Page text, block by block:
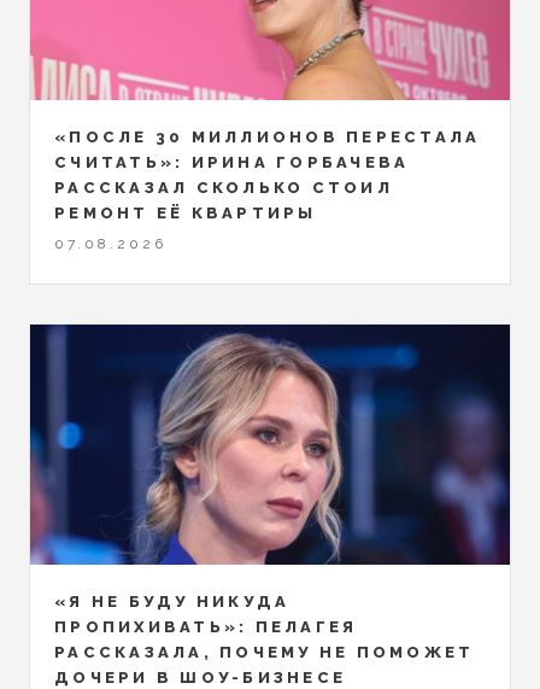
«ПОСЛЕ 30 МИЛЛИОНОВ ПЕРЕСТАЛА
СЧИТАТЬ»: ИРИНА ГОРБАЧЕВА
РАССКАЗАЛ СКОЛЬКО СТОИЛ
РЕМОНТ ЕЁ КВАРТИРЫ
07.08.2026
«Я НЕ БУДУ НИКУДА
ПРОПИХИВАТЬ»: ПЕЛАГЕЯ
РАССКАЗАЛА, ПОЧЕМУ НЕ ПОМОЖЕТ
ДОЧЕРИ В ШОУ-БИЗНЕСЕ